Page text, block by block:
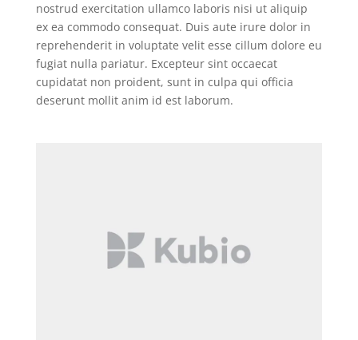
nostrud exercitation ullamco laboris nisi ut aliquip
ex ea commodo consequat. Duis aute irure dolor in
reprehenderit in voluptate velit esse cillum dolore eu
fugiat nulla pariatur. Excepteur sint occaecat
cupidatat non proident, sunt in culpa qui officia
deserunt mollit anim id est laborum.